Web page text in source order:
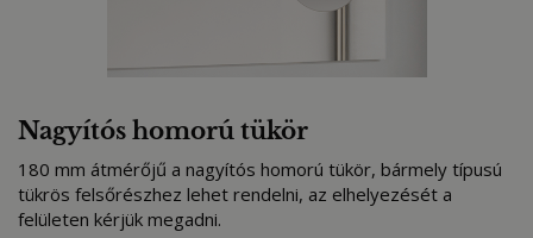
Nagyítós homorú tükör
180 mm átmérőjű a nagyítós homorú tükör, bármely típusú
tükrös felsőrészhez lehet rendelni, az elhelyezését a
felületen kérjük megadni.